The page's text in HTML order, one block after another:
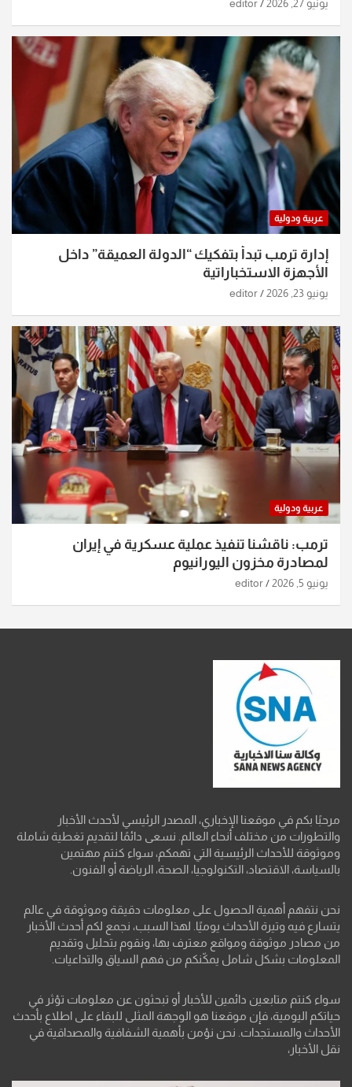
يونيو 27, 2026 editor
عربية ودولية
إدارة ترمب تبدأ بتفكيك “الدولة العميقة” داخل
الأجهزة الاستخباراتية
يونيو 23, 2026 editor
عربية ودولية
ترمب: ناقشنا تنفيذ عملية عسكرية في إيران
لمصادرة مخزون اليورانيوم
يونيو 5, 2026 editor
مرحبًا بكم في موقعنا الإخباري، المصدر الرئيسي لأحدث الأخبار
والتطورات من مختلف أنحاء العالم. نسعى دائمًا لتقديم تغطية شاملة
وموثوقة للأحداث الرئيسية التي تهمكم، سواء كنتم مهتمين
بالسياسة، الاقتصاد، التكنولوجيا، الصحة، الرياضة أو الفنون.
نحن نتفهم أهمية الحصول على معلومات دقيقة وموثوقة في عالم
يتسارع فيه وتيرة الأحداث يوميًا. لهذا السبب، نجمع لكم أحدث الأخبار
من مصادر موثوقة ومواقع معترف بها، ونقوم بتحليل وتقديم
المعلومات بشكل شامل يمكّنكم من فهم السياق والتداعيات.
سواء كنتم متابعين دائمين للأخبار أو تبحثون عن معلومات تؤثر في
حياتكم اليومية، فإن موقعنا هو الوجهة المثلى للبقاء على اطلاع بأحدث
الأحداث والمستجدات. نحن نؤمن بأهمية الشفافية والمصداقية في
نقل الأخبار،